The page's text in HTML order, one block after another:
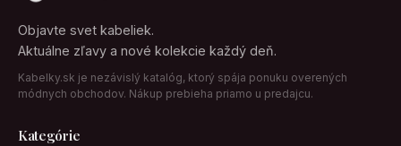
Objavte svet kabeliek.
Aktuálne zľavy a nové kolekcie každý deň.
Kabelky.sk je nezávislý katalóg, ktorý spája ponuku overených
módnych obchodov. Nákup prebieha priamo u predajcu.
Kategórie